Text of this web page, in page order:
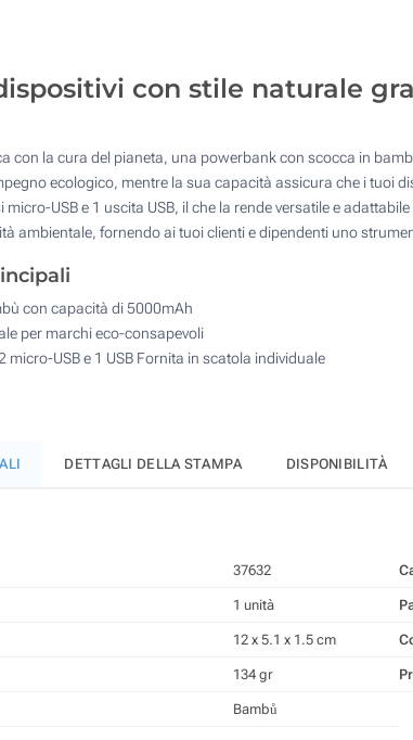
Incisione Laser (Su
50
Quantità
con stile naturale
con la cura del pianeta, una powerbank con scocca in
ecologico, mentre la sua capacità assicura che i tuoi
USB e 1 uscita USB, il che la rende versatile e
ambientale, fornendo ai tuoi clienti e dipendenti uno
con capacità di 5000mAh
per marchi eco-consapevoli
micro-USB e 1 USB Fornita in scatola individuale
DETTAGLI DELLA STAMPA DISPONIBILITÀ
37632
1 unità
12 x 5.1 x 1.5 cm
134 gr
Bambů